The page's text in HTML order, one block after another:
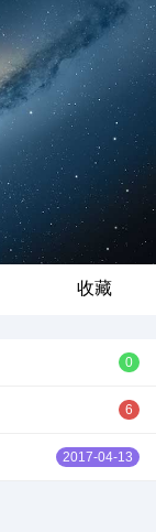
收藏
0
6
2017-04-13